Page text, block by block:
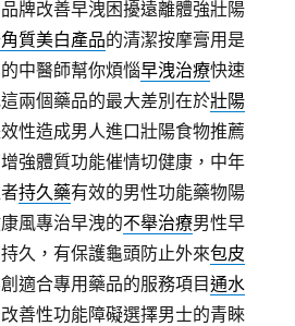
牌改善早洩困擾遠離體強壯陽
質美白產品的清潔按摩膏用是
中醫師幫你煩惱早洩治療快速
兩個藥品的最大差別在於壯陽
性造成男人進口壯陽食物推薦
強體質功能催情切健康，中年
持久藥有效的男性功能藥物陽
風專治早洩的不舉治療男性早
久，有保護龜頭防止外來包皮
適合專用藥品的服務項目通水
善性功能障礙選擇男士的青睞